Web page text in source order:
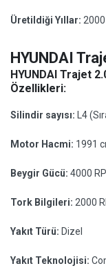
Üretildiği Yıllar: 2000
HYUNDAI
HYUNDAI Trajet
Özellikleri:
Silindir sayısı: L4
Motor Hacmi: 1991
Beygir Gücü: 4000
Tork Bilgileri: 2000
Yakıt Türü: Dizel
Yakıt Teknolojisi: